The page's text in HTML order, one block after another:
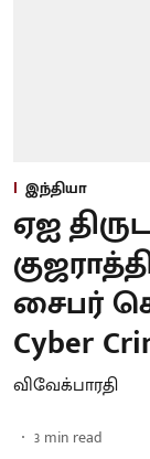
இந்தியா
ஏஐ
சைபர்
Cyber
விவேக்பாரதி
3 min read